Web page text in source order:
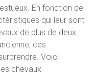
En fonction de
qui leur sont
de plus de deux
ces
Voici
chevaux.